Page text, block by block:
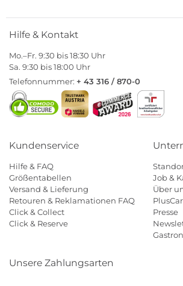
Hilfe & Kontakt
Mo.–Fr. 9:30 bis 18:30 Uhr
Sa. 9:30 bis 18:00 Uhr
Telefonnummer: + 43 316 / 870-0
Kundenservice
Hilfe & FAQ
Größentabellen
Versand & Lieferung
Retouren & Reklamationen FAQ
Click & Collect
Click & Reserve
Job &
Über
Presse
Unsere Zahlungsarten